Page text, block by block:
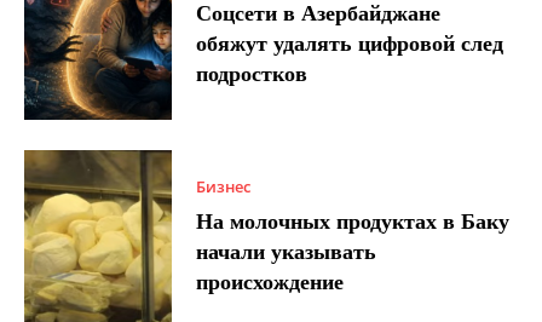
Соцсети в Азербайджане
обяжут удалять цифровой след
подростков
Бизнес
На молочных продуктах в Баку
начали указывать
происхождение